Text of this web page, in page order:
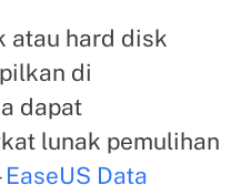
atau hard disk
di
dapat
lunak pemulihan
EaseUS Data